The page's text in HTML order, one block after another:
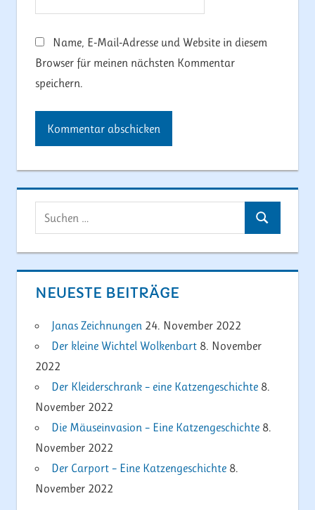
Name, E-Mail-Adresse und Website in diesem
Browser für meinen nächsten Kommentar
speichern.
Suchen
nach:
Suchen
NEUESTE BEITRÄGE
Janas Zeichnungen 24. November 2022
Der kleine Wichtel Wolkenbart 8. November
2022
Der Kleiderschrank – eine Katzengeschichte 8.
November 2022
Die Mäuseinvasion – Eine Katzengeschichte 8.
November 2022
Der Carport – Eine Katzengeschichte 8.
November 2022